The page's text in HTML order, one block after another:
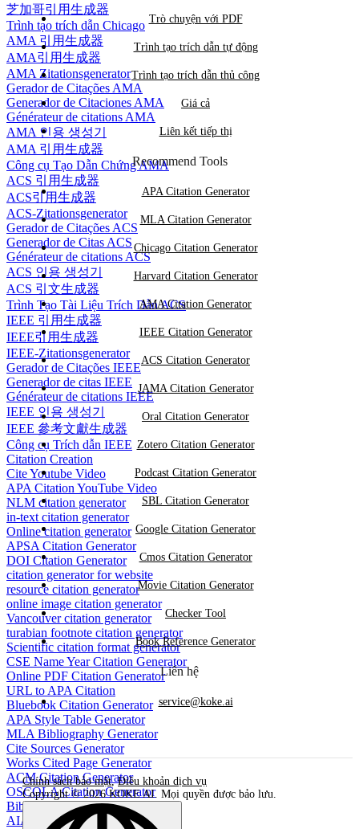
芝加哥引用生成器
Trình tạo trích dẫn Chicago
AMA 引用生成器
AMA引用生成器
AMA Zitationsgenerator
Gerador de Citações AMA
Generador de Citaciones AMA
Générateur de citations AMA
AMA 인용 생성기
AMA 引用生成器
Công cụ Tạo Dẫn Chứng AMA
ACS 引用生成器
ACS引用生成器
ACS-Zitationsgenerator
Gerador de Citações ACS
Generador de Citas ACS
Générateur de citations ACS
ACS 인용 생성기
ACS 引文生成器
Trình Tạo Tài Liệu Trích Dẫn ACS
IEEE 引用生成器
IEEE引用生成器
IEEE-Zitationsgenerator
Gerador de Citações IEEE
Generador de citas IEEE
Générateur de citations IEEE
IEEE 인용 생성기
IEEE 參考文獻生成器
Công cụ Trích dẫn IEEE
Citation Creation
Cite Youtube Video
APA Citation YouTube Video
NLM citation generator
in-text citation generator
Online citation generator
APSA Citation Generator
DOI Citation Generator
citation generator for website
resource citation generator
online image citation generator
Vancouver citation generator
turabian footnote citation generator
Scientific citation format generator
CSE Name Year Citation Generator
Online PDF Citation Generator
URL to APA Citation
Bluebook Citation Generator
APA Style Table Generator
MLA Bibliography Generator
Cite Sources Generator
Works Cited Page Generator
ACM Citation Generator
OSCOLA Citation Generator
Bibliography generator
AIAA Citation Generator
Trò chuyện với PDF
Trình tạo trích dẫn tự động
Trình tạo trích dẫn thủ công
Giá cả
Liên kết tiếp thị
Recommend Tools
APA Citation Generator
MLA Citation Generator
Chicago Citation Generator
Harvard Citation Generator
AMA Citation Generator
IEEE Citation Generator
ACS Citation Generator
JAMA Citation Generator
Oral Citation Generator
Zotero Citation Generator
Podcast Citation Generator
SBL Citation Generator
Google Citation Generator
Cmos Citation Generator
Movie Citation Generator
Checker Tool
Book Reference Generator
Liên hệ
service@koke.ai
Chính sách bảo mật,Điều khoản dịch vụ
Copyright © 2026 KOKE AI. Mọi quyền được bảo lưu.